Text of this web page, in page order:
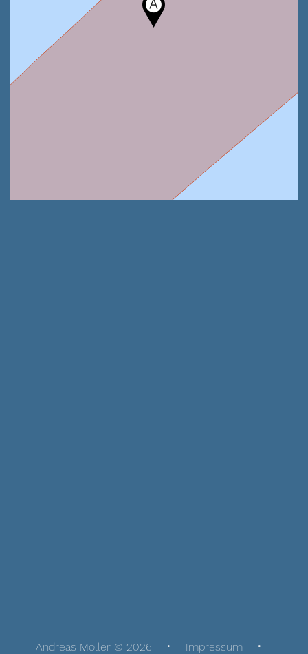
Andreas Möller © 2026 Impressum